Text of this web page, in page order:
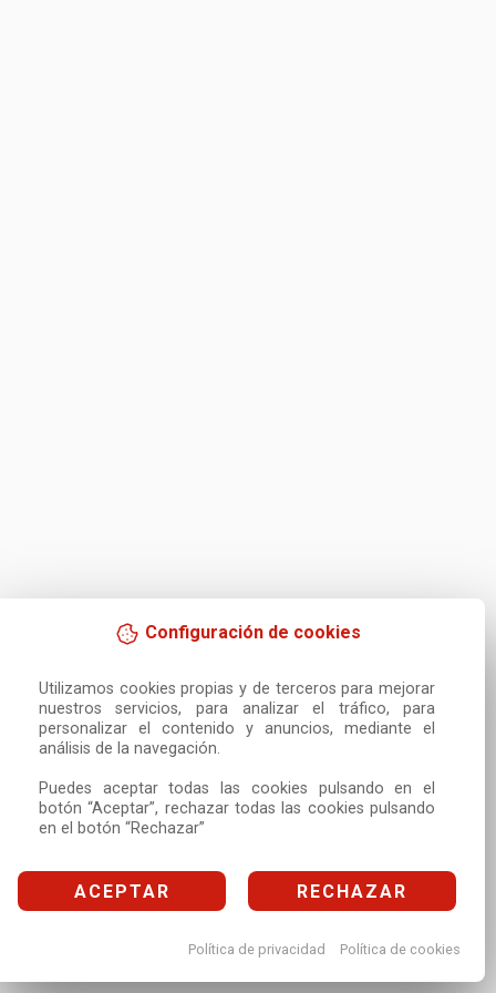
Configuración de cookies
Utilizamos cookies propias y de terceros para mejorar
nuestros servicios, para analizar el tráfico, para
personalizar el contenido y anuncios, mediante el
análisis de la navegación.
Puedes aceptar todas las cookies pulsando en el
botón “Aceptar”, rechazar todas las cookies pulsando
en el botón “Rechazar”
ACEPTAR RECHAZAR
Política de privacidad Política de cookies